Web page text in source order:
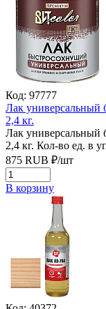
Код: 97777
Лак
2,4 кг.
Лак
2,4 кг. Кол-во ед. в
875 RUB ₽/шт
В корзину